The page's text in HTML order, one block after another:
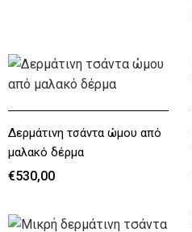
Δερμάτινη τσάντα ώμου από
μαλακό δέρμα
€530,00